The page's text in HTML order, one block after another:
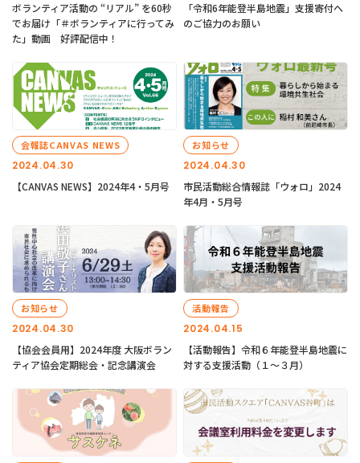
ボランティア活動の “リアル” を60秒
でお届け「＃ボランティアに行ってみ
た」動画 好評配信中！
「令和6年能登半島地震」支援寄付へ
のご協力のお願い
2024.04.30
会報誌CANVAS NEWS
【CANVAS NEWS】2024年4・5月号
2024.04.30
お知らせ
市民活動総合情報誌「ウォロ」2024
年4月・5月号
2024.04.30
お知らせ
【協会会員用】2024年度 大阪ボラン
ティア協会定期総会・記念講演会
2024.04.15
活動報告
【活動報告】令和６年能登半島地震に
対する支援活動（１〜３月）